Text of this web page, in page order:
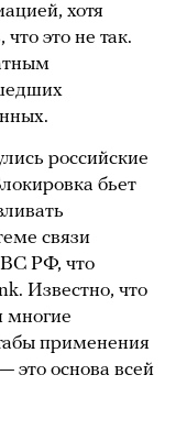
хотя
что это не так.
российские
бьет
связи
ВС РФ, что
Известно, что
многие
применения
это основа всей